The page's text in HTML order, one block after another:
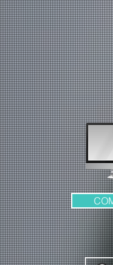
プロフェッショナル対応